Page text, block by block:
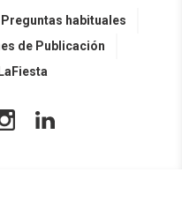
Preguntas habituales
de Publicación